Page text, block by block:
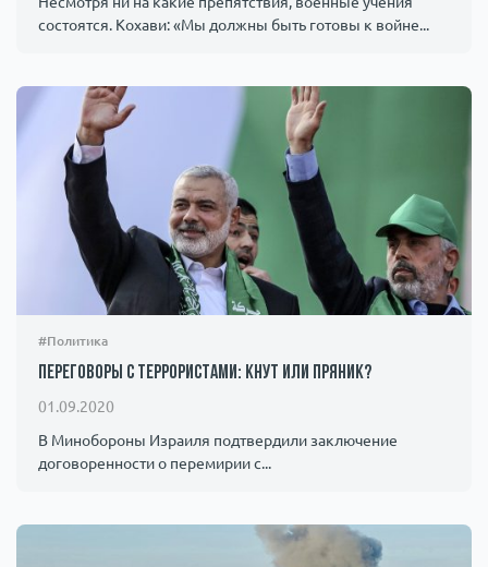
состоятся. Кохави: «Мы должны быть готовы к войне...
#Политика
Переговоры с террористами: кнут или пряник?
01.09.2020
В Минобороны Израиля подтвердили заключение
договоренности о перемирии с...